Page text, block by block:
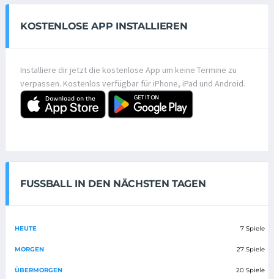
KOSTENLOSE APP INSTALLIEREN
Installiere dir jetzt die kostenlose App um keine Termine zu
verpassen. Kostenlos verfügbar für iPhone, iPad und Android.
FUSSBALL IN DEN NÄCHSTEN TAGEN
HEUTE 7 Spiele
MORGEN 27 Spiele
ÜBERMORGEN 20 Spiele